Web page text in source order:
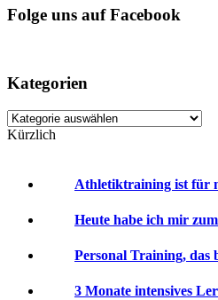
Folge uns auf Facebook
Kategorien
Kategorien
Kürzlich
Athletiktraining ist für
Heute habe ich mir
Personal Training, das
3 Monate intensives